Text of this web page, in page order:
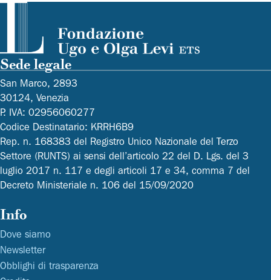
Sede legale
San Marco, 2893
30124, Venezia
P. IVA: 02956060277
Codice Destinatario: KRRH6B9
Rep. n. 168383 del Registro Unico Nazionale del Terzo
Settore (RUNTS) ai sensi dell’articolo 22 del D. Lgs. del 3
luglio 2017 n. 117 e degli articoli 17 e 34, comma 7 del
Decreto Ministeriale n. 106 del 15/09/2020
Info
Dove siamo
Newsletter
Obblighi di trasparenza